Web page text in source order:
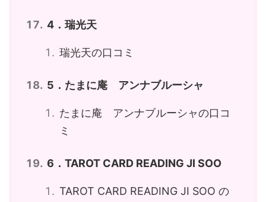
4．瑞光天
瑞光天の口コミ
5．たまに庵 アンナブルーシャ
たまに庵 アンナブルーシャの口コ
ミ
6．TAROT CARD READING JI SOO
TAROT CARD READING JI SOO の